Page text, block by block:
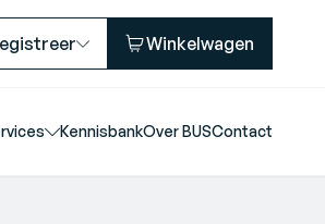
Winkelwagen
KennisbankOver BUSContact